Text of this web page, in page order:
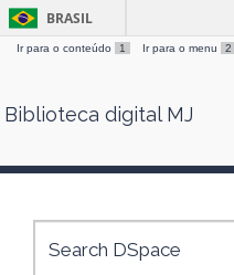
Skip
BRASIL
Ir para o conteúdo 1 Ir para o menu 2
Biblioteca digital MJ